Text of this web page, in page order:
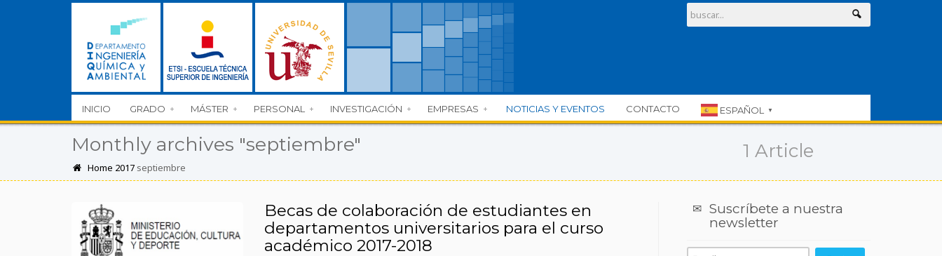
INICIO GRADO MÁSTER PERSONAL INVESTIGACIÓN EMPRESAS NOTICIAS Y EVENTOS CONTACTO ESPAÑOL ▼
Monthly archives "septiembre"
Home 2017 septiembre
1 Article
Becas de colaboración de estudiantes en
departamentos universitarios para el curso
académico 2017-2018
Suscríbete a nuestra
newsletter